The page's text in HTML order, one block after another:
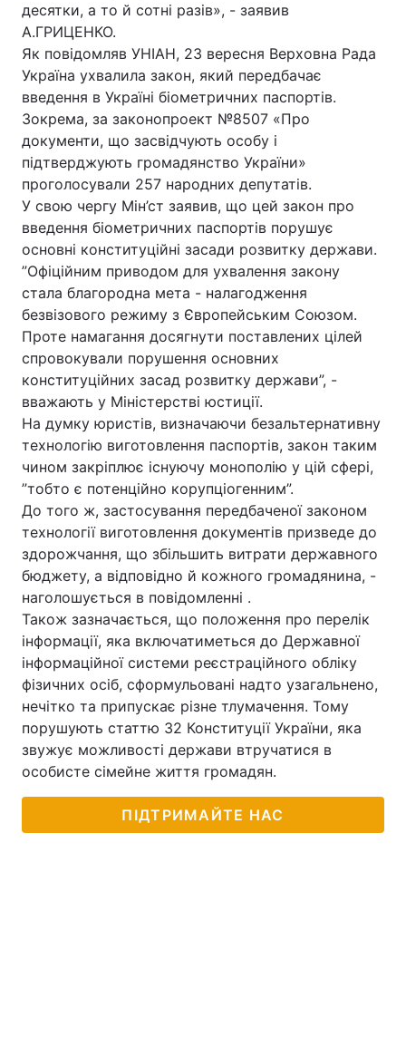
десятки, а то й сотні разів», - заявив
А.ГРИЦЕНКО.
Як повідомляв УНІАН, 23 вересня Верховна Рада
Україна ухвалила закон, який передбачає
введення в Україні біометричних паспортів.
Зокрема, за законопроект №8507 «Про
документи, що засвідчують особу і
підтверджують громадянство України»
проголосували 257 народних депутатів.
У свою чергу Мін’ст заявив, що цей закон про
введення біометричних паспортів порушує
основні конституційні засади розвитку держави.
”Офіційним приводом для ухвалення закону
стала благородна мета - налагодження
безвізового режиму з Європейським Союзом.
Проте намагання досягнути поставлених цілей
спровокували порушення основних
конституційних засад розвитку держави”, -
вважають у Міністерстві юстиції.
На думку юристів, визначаючи безальтернативну
технологію виготовлення паспортів, закон таким
чином закріплює існуючу монополію у цій сфері,
”тобто є потенційно корупціогенним”.
До того ж, застосування передбаченої законом
технології виготовлення документів призведе до
здорожчання, що збільшить витрати державного
бюджету, а відповідно й кожного громадянина, -
наголошується в повідомленні .
Також зазначається, що положення про перелік
інформації, яка включатиметься до Державної
інформаційної системи реєстраційного обліку
фізичних осіб, сформульовані надто узагальнено,
нечітко та припускає різне тлумачення. Тому
порушують статтю 32 Конституції України, яка
звужує можливості держави втручатися в
особисте сімейне життя громадян.
ПІДТРИМАЙТЕ НАС